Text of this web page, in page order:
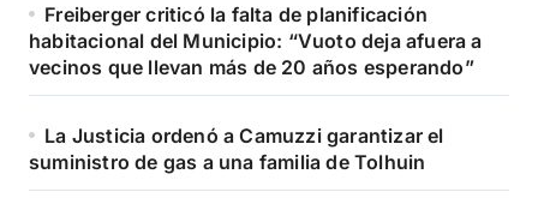
Freiberger criticó la falta de planificación
habitacional del Municipio: “Vuoto deja afuera a
vecinos que llevan más de 20 años esperando”
La Justicia ordenó a Camuzzi garantizar el
suministro de gas a una familia de Tolhuin